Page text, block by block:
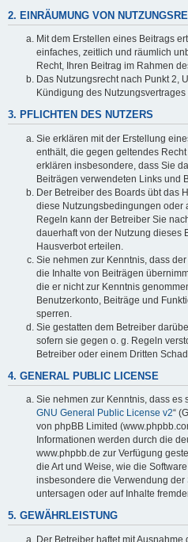
2. EINRÄUMUNG VON
Mit dem Erstellen eines Beitrags
einfaches, zeitlich und räumlich
Recht, Ihren Beitrag im Rahmen
Das Nutzungsrecht nach Punkt 2,
Kündigung des
3. PFLICHTEN DES NUTZERS
Sie erklären mit der Erstellung
enthält, die gegen geltendes
erklären insbesondere, dass Sie
Beiträgen verwendeten Links und
Der Betreiber des Boards übt das
diese Nutzungsbedingungen oder
Regeln kann der Betreiber Sie
dauerhaft von der Nutzung dieses
Hausverbot erteilen.
Sie nehmen zur Kenntnis, dass
die Inhalte von Beiträgen
die er nicht zur Kenntnis
Benutzerkonto, Beiträge und
sperren.
Sie gestatten dem Betreiber
sofern sie gegen o. g. Regeln
Betreiber oder einem Dritten
4. GENERAL PUBLIC LICENSE
Sie nehmen zur Kenntnis, dass es
GNU General Public License v2“
von phpBB Limited
Informationen werden durch die
www.phpbb.de zur Verfügung
die Art und Weise, wie die
insbesondere die Verwendung
untersagen oder auf Inhalte
5. GEWÄHRLEISTUNG
Der Betreiber haftet mit